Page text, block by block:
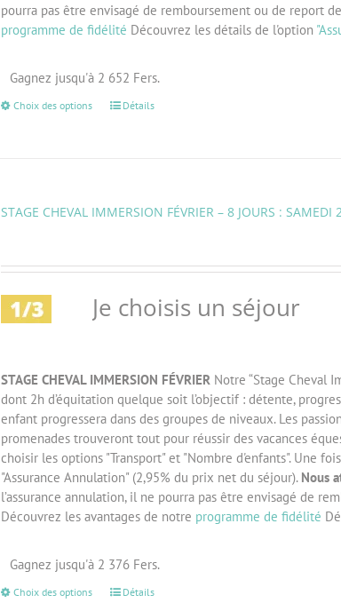
pourra pas être envisagé de remboursement ou de report
programme de fidélité Découvrez les détails de l'option
Gagnez jusqu'à 2 652 Fers.
Choix des options Détails
STAGE CHEVAL IMMERSION FÉVRIER – 8 JOURS :
Je choisis un séjour
STAGE CHEVAL IMMERSION FÉVRIERNotre “Stage Cheval
dont 2h d’équitation quelque soit l’objectif : détente,
enfant progressera dans des groupes de niveaux. Les
promenades trouveront tout pour réussir des vacances
choisir les options "Transport" et "Nombre d'enfants". Une
"Assurance Annulation" (2,95% du prix net du séjour). Nous
l’assurance annulation, il ne pourra pas être envisagé de
Découvrez les avantages de notre programme de fidélité
Gagnez jusqu'à 2 376 Fers.
Choix des options Détails